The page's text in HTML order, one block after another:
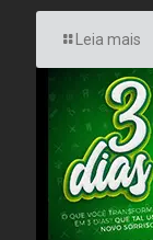
Leia mais